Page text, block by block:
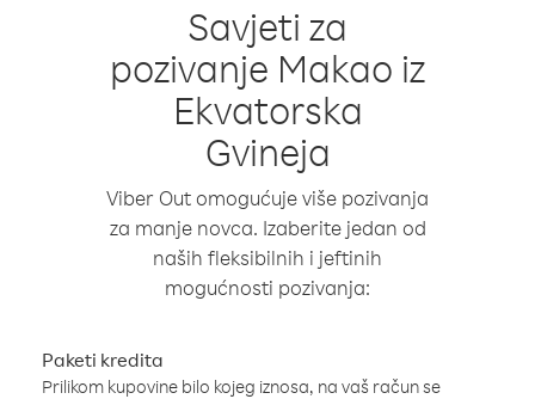
Savjeti za
pozivanje Makao iz
Ekvatorska
Gvineja
Viber Out omogućuje više pozivanja
za manje novca. Izaberite jedan od
naših fleksibilnih i jeftinih
mogućnosti pozivanja:
Paketi kredita
Prilikom kupovine bilo kojeg iznosa, na vaš račun se